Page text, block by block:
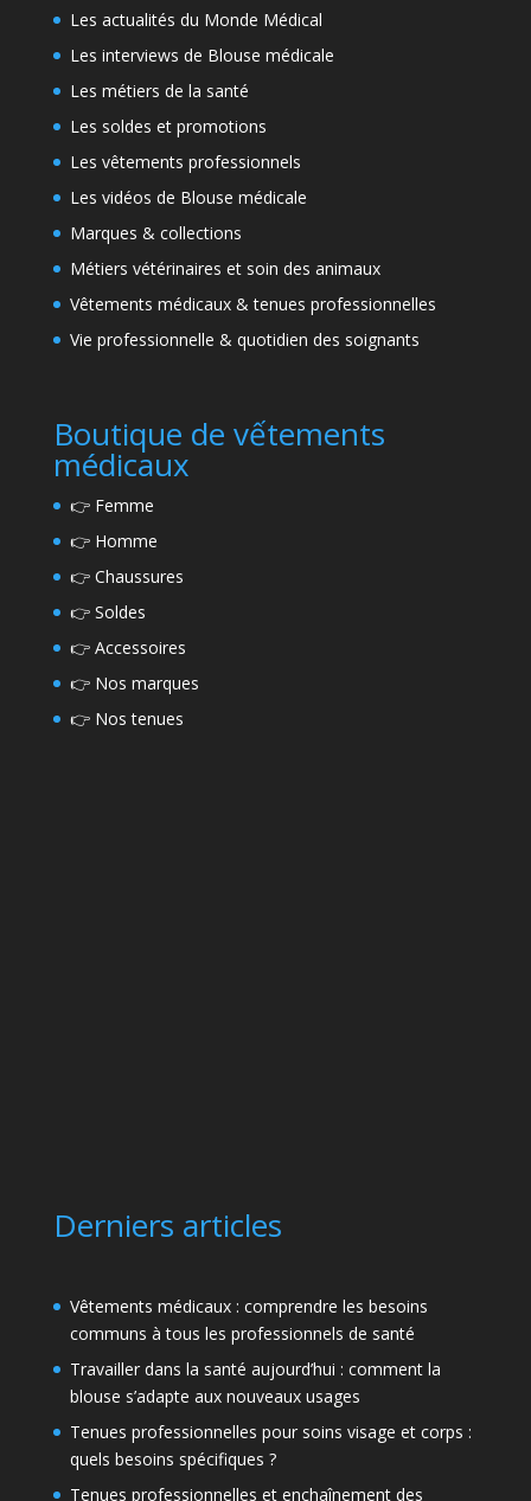
Les actualités du Monde Médical
Les interviews de Blouse médicale
Les métiers de la santé
Les soldes et promotions
Les vêtements professionnels
Les vidéos de Blouse médicale
Marques & collections
Métiers vétérinaires et soin des animaux
Vêtements médicaux & tenues professionnelles
Vie professionnelle & quotidien des soignants
Boutique de vếtements
médicaux
👉 Femme
👉 Homme
👉 Chaussures
👉 Soldes
👉 Accessoires
👉 Nos marques
👉 Nos tenues
Derniers articles
Vêtements médicaux : comprendre les besoins
communs à tous les professionnels de santé
Travailler dans la santé aujourd’hui : comment la
blouse s’adapte aux nouveaux usages
Tenues professionnelles pour soins visage et corps :
quels besoins spécifiques ?
Tenues professionnelles et enchaînement des